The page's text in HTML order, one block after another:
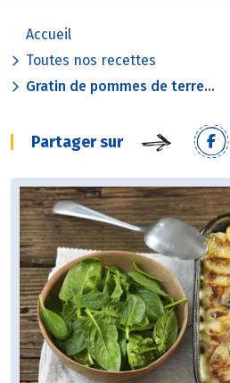
Accueil
Toutes nos recettes
Gratin de pommes de terre...
Partager sur